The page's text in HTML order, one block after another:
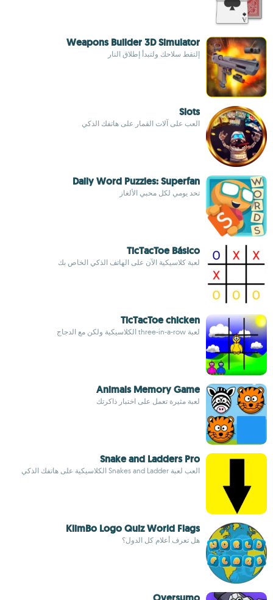
Weapons Builder 3D Simulator
إلتقط سلاحك ولتبدأ إطلاق النار
Slots
العب على آلات القمار على هاتفك الذكي
Daily Word Puzzles: Superfan
تحد يومي لكل محبي الألغاز
TicTacToe Básico
لعبة كلاسيكية الآن على الهاتف الذكي الخاص بك
TicTacToe chicken
لعبة three-in-a-row الكلاسيكية ولكن مع الدجاج
Animals Memory Game
لعبة مثيرة تعمل على اختبار ذاكرتك
Snake and Ladders Pro
العب لعبة Snakes and Ladder الكلاسيكية على هاتفك الذكي
KlimBo Logo Quiz World Flags
هل تعرف أعلام كل الدول؟